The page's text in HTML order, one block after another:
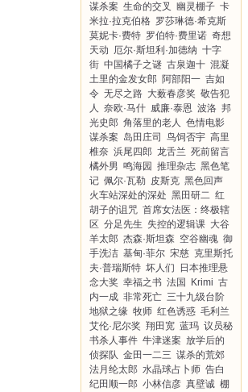
谋杀案 生命的交叉 幽灵棚子 卡
米拉·拉克伯格 罗莎琳德·希克斯
莫妮卡·费特 罗伯特·费里诺 奇想
天动 厄尔·斯坦利·加德纳 十字
街 中国橘子之谜 古泉迦十 混凝
土里的金发女郎 阿部阳一 吉如
令 无尽之路 大薮春彦奖 敬告犯
人 奈欧·马什 威廉·泰恩 波洛 邦
光史郎 角落里的老人 色情电影
谋杀案 岛田庄司 鸟饲否宇 高里
椎奈 浜尾四郎 龙舌兰 死前留言
橘外男 鸣海园 推理杂志 黑色笔
记 佩尔·瓦勒 皮斯克 黑色回声
火车站深处的深处 黑田研二 红
胡子的诅咒 首席女法医：终极辖
区 分足先生 失控的逻辑课 大谷
羊太郎 杰森·斯坦森 空谷幽魂 御
手洗洁 基甸·菲尔 宋慈 克里斯托
夫·普瑞斯特 坏人们
日本推理悬
念大奖 幸福之书 法国 Krimi 古
内一成 非常死亡 三十九级台阶
地狱之缘 牧师 红色诱惑 毛利兰
艾伦·尼尔奖 翔田宽 蓝玛 议员秘
书杀人事件 牛津迷案 放学后的
侦探队 金田一二三 谋杀的荒郊
法月纶太郎 水晶球占卜师 告白
纪田顺一郎 小林信彦 真壁诚 棚